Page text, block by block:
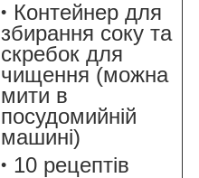
Контейнер для
збирання соку та
скребок для
чищення (можна
мити в
посудомийній
машині)
10 рецептів